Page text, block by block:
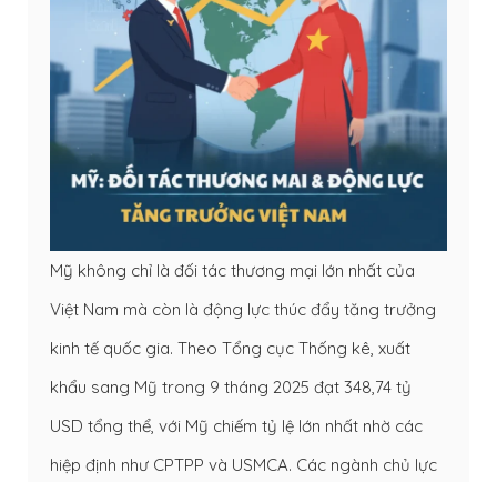
Mỹ không chỉ là đối tác thương mại lớn nhất của
Việt Nam mà còn là động lực thúc đẩy tăng trưởng
kinh tế quốc gia. Theo Tổng cục Thống kê, xuất
khẩu sang Mỹ trong 9 tháng 2025 đạt 348,74 tỷ
USD tổng thể, với Mỹ chiếm tỷ lệ lớn nhất nhờ các
hiệp định như CPTPP và USMCA. Các ngành chủ lực